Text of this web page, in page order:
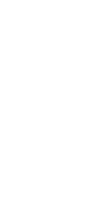
и оригинальных
деталях.